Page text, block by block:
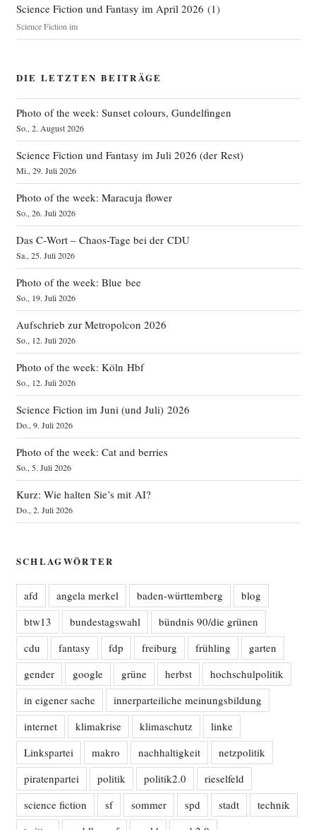
Science Fiction und Fantasy im April 2026 (1)
Science Fiction im
DIE LETZTEN BEITRÄGE
Photo of the week: Sunset colours, Gundelfingen
So., 2. August 2026
Science Fiction und Fantasy im Juli 2026 (der Rest)
Mi., 29. Juli 2026
Photo of the week: Maracuja flower
So., 26. Juli 2026
Das C‑Wort – Chaos-Tage bei der CDU
Sa., 25. Juli 2026
Photo of the week: Blue bee
So., 19. Juli 2026
Aufschrieb zur Metropolcon 2026
So., 12. Juli 2026
Photo of the week: Köln Hbf
So., 12. Juli 2026
Science Fiction im Juni (und Juli) 2026
Do., 9. Juli 2026
Photo of the week: Cat and berries
So., 5. Juli 2026
Kurz: Wie halten Sie’s mit AI?
Do., 2. Juli 2026
SCHLAGWÖRTER
afd angela merkel baden-württemberg
blog
btw13
bundestagswahl
bündnis 90/die grünen
cdu
fantasy fdp freiburg frühling
garten
gender
google grüne herbst
hochschulpolitik
in eigener sache
innerparteiliche meinungsbildung
internet
klimakrise klimaschutz
linke
Linkspartei
makro nachhaltigkeit
netzpolitik
piratenpartei
politik politik2.0
rieselfeld
science fiction
sf sommer spd stadt
technik